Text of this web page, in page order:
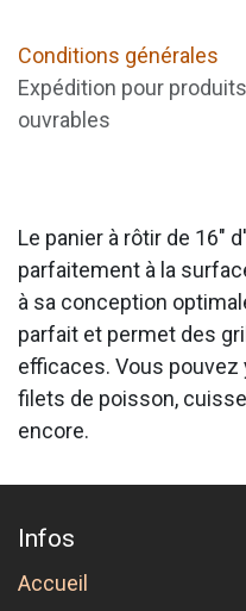
Conditions générales
Expédition pour
ouvrables
Le panier à rôtir de 16"
parfaitement à la
à sa conception
parfait et permet des
efficaces. Vous
filets de poisson,
encore.
Infos
Accueil